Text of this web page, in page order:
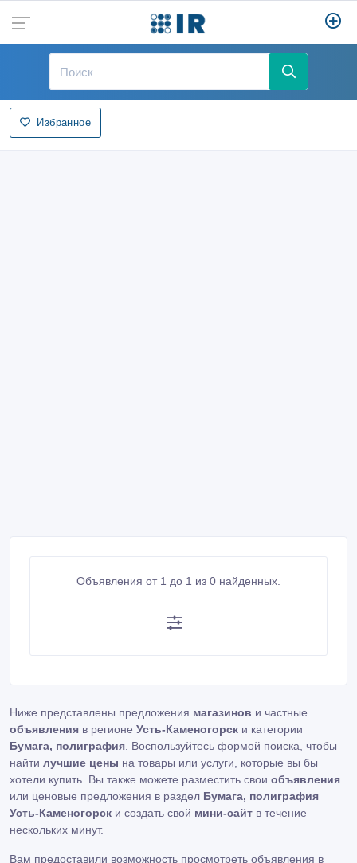
Избранное
Объявления от 1 до 1 из 0 найденных.
Ниже представлены предложения магазинов и частные
объявления в регионе Усть-Каменогорск и категории
Бумага, полиграфия . Воспользуйтесь формой поиска, чтобы
найти лучшие цены на товары или услуги, которые вы бы
хотели купить. Вы также можете разместить свои объявления
или ценовые предложения в раздел Бумага, полиграфия
Усть-Каменогорск и создать свой мини-сайт в течение
нескольких минут.
Вам предоставили возможность просмотреть объявления в